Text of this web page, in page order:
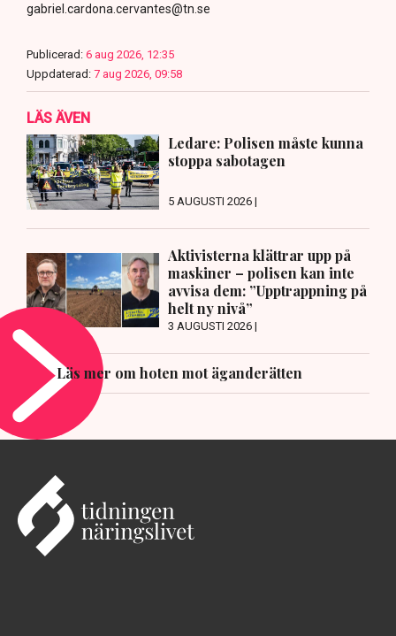
gabriel.cardona.cervantes@tn.se
Publicerad: 6 aug 2026, 12:35
Uppdaterad: 7 aug 2026, 09:58
LÄS ÄVEN
Ledare: Polisen måste kunna
stoppa sabotagen
5 AUGUSTI 2026 |
Aktivisterna klättrar upp på
maskiner – polisen kan inte
avvisa dem: ”Upptrappning på
helt ny nivå”
3 AUGUSTI 2026 |
Läs mer om hoten mot äganderätten